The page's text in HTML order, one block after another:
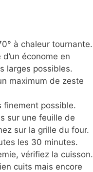
à chaleur tournante.
économe en
larges possibles.
maximum de zeste
finement possible.
sur une feuille de
sur la grille du four.
les 30 minutes.
vérifiez la cuisson.
cuits mais encore